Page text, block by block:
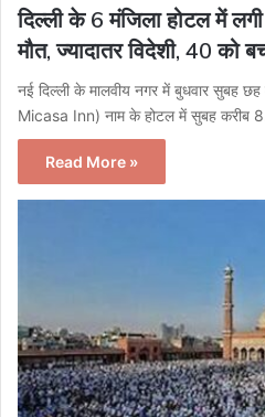
​दिल्ली के 6 मंजिला होटल में
मौत, ज्यादातर विदेशी, 40 को
नई दिल्ली के मालवीय नगर में बुधवार सुबह
Micasa Inn) नाम के होटल में सुबह करीब
Read More »